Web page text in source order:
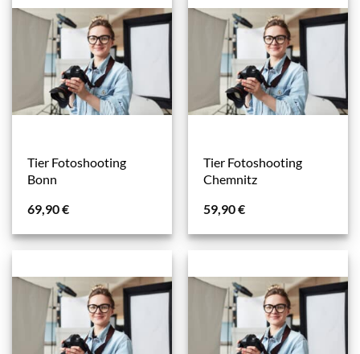
Tier Fotoshooting
Bonn
69,90€
Tier Fotoshooting
Chemnitz
59,90€